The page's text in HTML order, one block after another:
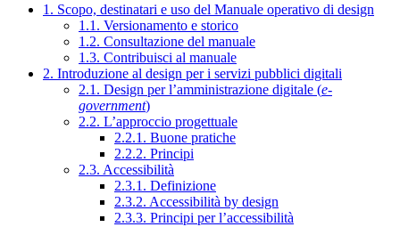
1. Scopo, destinatari e uso del Manuale operativo di design
1.1. Versionamento e storico
1.2. Consultazione del manuale
1.3. Contribuisci al manuale
2. Introduzione al design per i servizi pubblici digitali
2.1. Design per l’amministrazione digitale (e-
government)
2.2. L’approccio progettuale
2.2.1. Buone pratiche
2.2.2. Principi
2.3. Accessibilità
2.3.1. Definizione
2.3.2. Accessibilità by design
2.3.3. Principi per l’accessibilità